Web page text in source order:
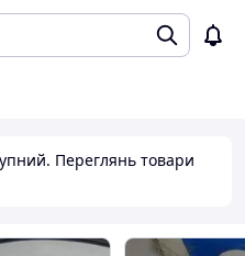
Переглянь товари